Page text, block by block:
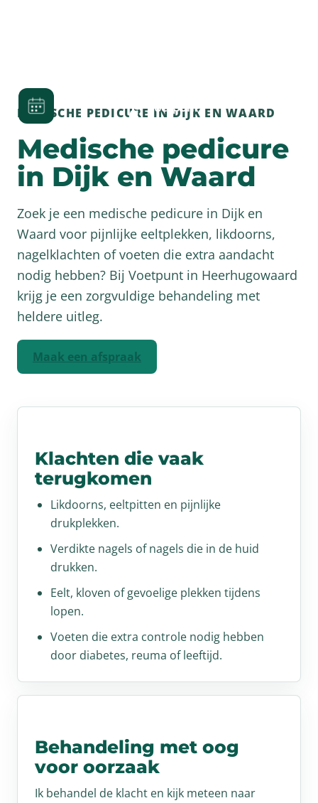
MEDISCHE PEDICURE IN DIJK EN WAARD
Medische pedicure
in Dijk en Waard
Zoek je een medische pedicure in Dijk en
Waard voor pijnlijke eeltplekken, likdoorns,
nagelklachten of voeten die extra aandacht
nodig hebben? Bij Voetpunt in Heerhugowaard
krijg je een zorgvuldige behandeling met
heldere uitleg.
Maak een afspraak
Klachten die vaak
terugkomen
Likdoorns, eeltpitten en pijnlijke
drukplekken.
Verdikte nagels of nagels die in de huid
drukken.
Eelt, kloven of gevoelige plekken tijdens
lopen.
Voeten die extra controle nodig hebben
door diabetes, reuma of leeftijd.
Behandeling met oog
voor oorzaak
Ik behandel de klacht en kijk meteen naar